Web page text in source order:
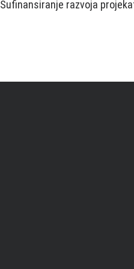
Sufinansiranje razvoјa